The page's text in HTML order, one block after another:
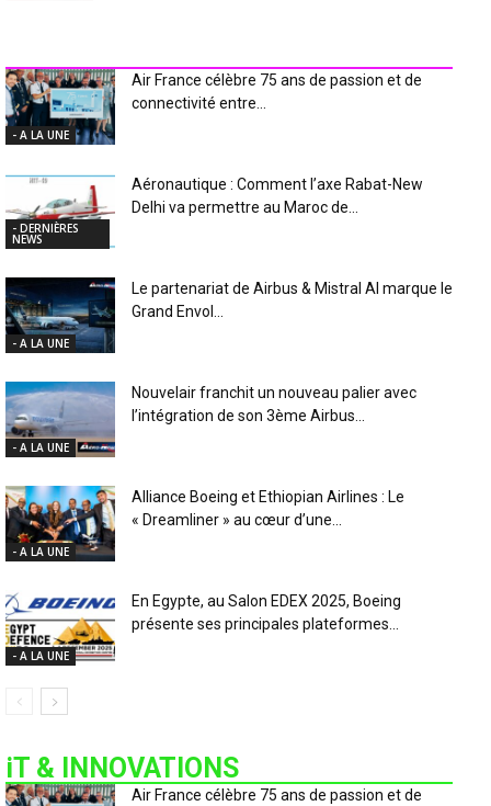
- A LA UNE
Air France célèbre 75 ans de passion et de
connectivité entre...
- DERNIÈRES
NEWS
Aéronautique : Comment l’axe Rabat-New
Delhi va permettre au Maroc de...
- A LA UNE
Le partenariat de Airbus & Mistral AI marque le
Grand Envol...
- A LA UNE
Nouvelair franchit un nouveau palier avec
l’intégration de son 3ème Airbus...
- A LA UNE
Alliance Boeing et Ethiopian Airlines : Le
« Dreamliner » au cœur d’une...
- A LA UNE
En Egypte, au Salon EDEX 2025, Boeing
présente ses principales plateformes...
iT & INNOVATIONS
Air France célèbre 75 ans de passion et de